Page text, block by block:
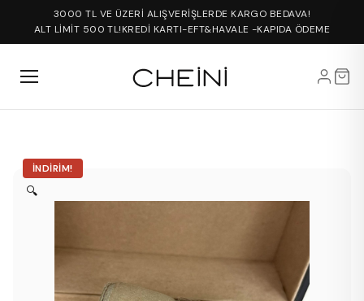
3000 TL VE ÜZERİ ALIŞVERİŞLERDE KARGO BEDAVA!
ALT LİMİT 500 TL!KREDİ KARTI-EFT&HAVALE -KAPIDA ÖDEME
İNDIRIM!
🔍